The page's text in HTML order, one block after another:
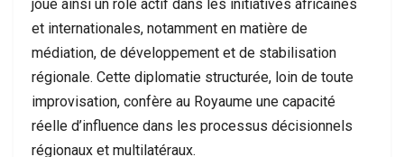
joue ainsi un rôle actif dans les initiatives africaines
et internationales, notamment en matière de
médiation, de développement et de stabilisation
régionale. Cette diplomatie structurée, loin de toute
improvisation, confère au Royaume une capacité
réelle d’influence dans les processus décisionnels
régionaux et multilatéraux.